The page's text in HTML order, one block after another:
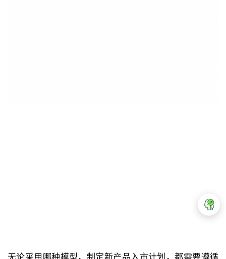
无论采用哪种模型，制定新产品入市计划，都需要遵循